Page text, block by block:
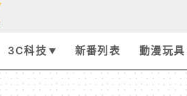
3C科技 新番列表 動漫玩具